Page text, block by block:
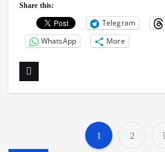
Share this:
Telegram
WhatsApp
More
1 2